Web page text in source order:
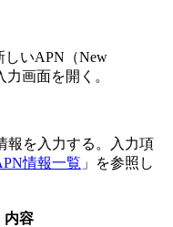
しいAPN（New
画面を開く。
報を入力する。入力項
情報一覧 」を参照し
内容